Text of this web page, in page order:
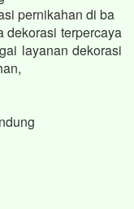
pernikahan di ba
dekorasi terpercaya
layanan dekorasi